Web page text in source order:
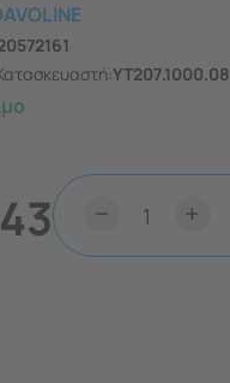
YT207.1000.08
− +